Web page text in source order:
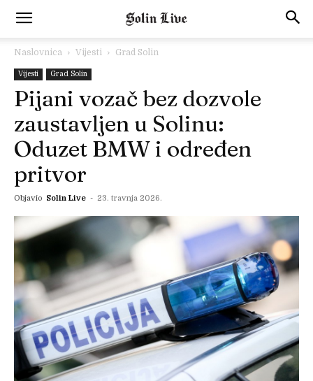
Naslovnica Vijesti Grad Solin
Vijesti Grad Solin
Pijani vozač bez dozvole
zaustavljen u Solinu:
Oduzet BMW i određen
pritvor
Objavio Solin Live - 23. travnja 2026.